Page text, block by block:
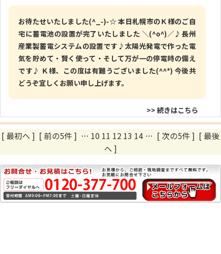
お待たせいたしました(^_-)-☆ 本日札幌市のＫ様のご自
宅に蓄電池の設置が完了いたしました ＼(^o^)／♪長州
産業製蓄電システムの設置です♪太陽光発電で作った電
気を貯めて・賢く使って・そして万が一の停電時の備え
です♪ Ｋ様、この度は有難うございました(^^*) 今後共
どうぞ宜しくお願い申し上げます。
>> 続きはこちら
[ 最初へ ] [ 前の5件 ] … 10 11 12 13 14 … [ 次の5件 ] [ 最後
へ ]